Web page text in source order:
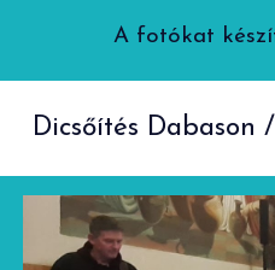
A fotókat
Dicsőítés Dabason